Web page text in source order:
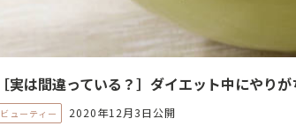
［実は間違っている？］ダイエット中にやりが
ビューティー 2020年12月3日公開